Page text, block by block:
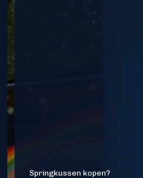
Springkussen kopen?